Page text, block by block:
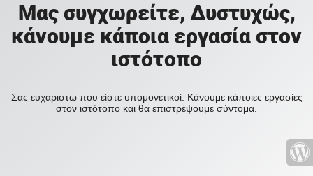
Μας συγχωρείτε, Δυστυχώς,
κάνουμε κάποια εργασία στον
ιστότοπο
Σας ευχαριστώ που είστε υπομονετικοί. Κάνουμε κάποιες εργασίες
στον ιστότοπο και θα επιστρέψουμε σύντομα.